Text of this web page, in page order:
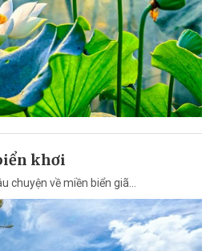
khơi
chuyện về miền biển giã...